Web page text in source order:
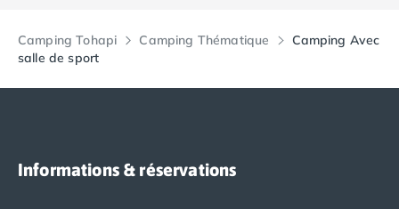
Camping Tohapi Camping Thématique
Camping Avec
salle de sport
Informations & réservations